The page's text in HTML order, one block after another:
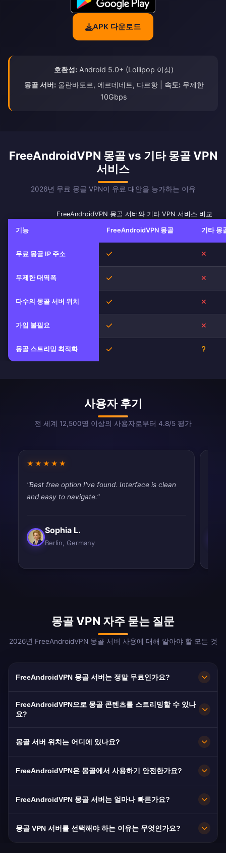
APK 다운로드
호환성: Android 5.0+ (Lollipop 이상)
몽골 서버:울란바토르, 에르데네트, 다르항 | 속도:무제한
10Gbps
FreeAndroidVPN 몽골 vs 기타 몽골 VPN
서비스
2026년 무료 몽골 VPN이 유료 대안을 능가하는 이유
FreeAndroidVPN 몽골 서버와 기타 VPN 서비스 비교
기능 FreeAndroidVPN 몽골 기타 몽
무료 몽골 IP 주소 예
무제한 대역폭 예
다수의 몽골 서버 위치 예
가입 불필요 예
몽골 스트리밍 최적화 예
사용자 후기
전 세계 12,500명 이상의 사용자로부터 4.8/5 평가
★★★★★
"Best free option I've found. Interface is clean
and easy to navigate."
Sophia L.
Berlin, Germany
몽골 VPN 자주 묻는 질문
2026년 FreeAndroidVPN 몽골 서버 사용에 대해 알아야 할 모든 것
FreeAndroidVPN 몽골 서버는 정말 무료인가요?
다. 칭기즈 칸의 나라를 위한 희귀한 VPN 위치입
FreeAndroidVPN으로 몽골 콘텐츠를 스트리밍할 수 있나
요?
텐츠 스트리밍을 제공합니다.
몽골 서버 위치는 어디에 있나요?
데네트, 다르항에 여러 고속 서버를 유지합니다. 모
합니다. 앱에서 원하는 몽골 도시를 선택하여 위치
FreeAndroidVPN은 몽골에서 사용하기 안전한가요?
용합니다. VPN은 몽골의 발전하는 디지털 환경에
FreeAndroidVPN 몽골 서버는 얼마나 빠른가요?
10Gbps 서버를 제공합니다. 몽골의 평균 20Mbps
속도는 울란바토르의 광섬유 투자로 개선되고 있
몽골 VPN 서버를 선택해야 하는 이유는 무엇인가요?